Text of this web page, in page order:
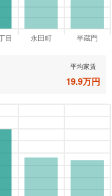
平均家賃
19.9万円